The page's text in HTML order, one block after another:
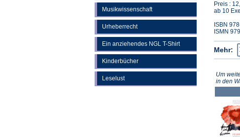
Musikwissenschaft
Urheberrecht
Ein anziehendes NGL T-Shirt
Kinderbücher
Leselust
Preis :
ab 10
ISBN
ISMN
Mehr:
Um
in den